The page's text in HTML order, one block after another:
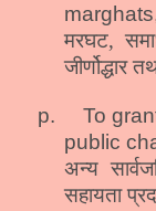
मरघट,
जीर्णोद्धार
p.
To
public
अन्य
सहायता